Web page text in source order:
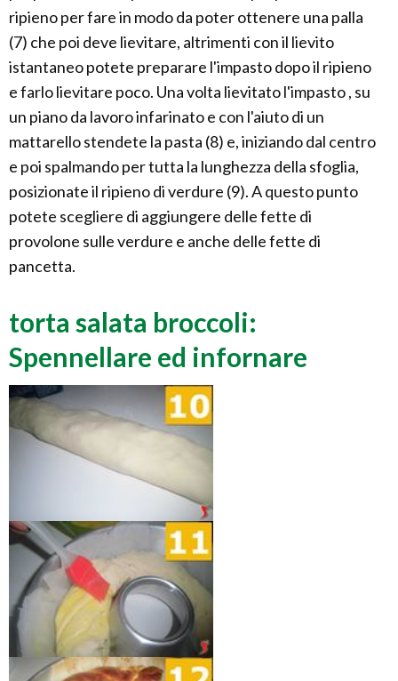
ripieno per fare in modo da poter ottenere una palla
(7) che poi deve lievitare, altrimenti con il lievito
istantaneo potete preparare l'impasto dopo il ripieno
e farlo lievitare poco. Una volta lievitato l'impasto , su
un piano da lavoro infarinato e con l'aiuto di un
mattarello stendete la pasta (8) e, iniziando dal centro
e poi spalmando per tutta la lunghezza della sfoglia,
posizionate il ripieno di verdure (9). A questo punto
potete scegliere di aggiungere delle fette di
provolone sulle verdure e anche delle fette di
pancetta.
torta salata broccoli:
Spennellare ed infornare